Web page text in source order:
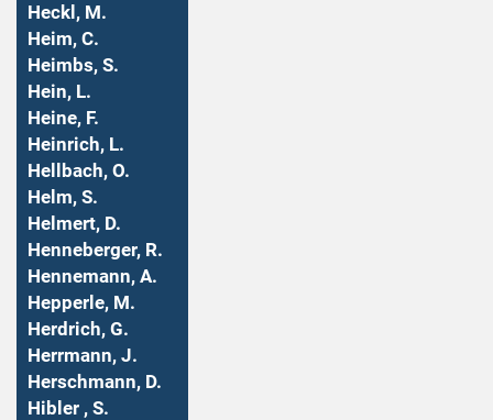
Heckl, M.
Heim, C.
Heimbs, S.
Hein, L.
Heine, F.
Heinrich, L.
Hellbach, O.
Helm, S.
Helmert, D.
Henneberger, R.
Hennemann, A.
Hepperle, M.
Herdrich, G.
Herrmann, J.
Herschmann, D.
Hibler , S.